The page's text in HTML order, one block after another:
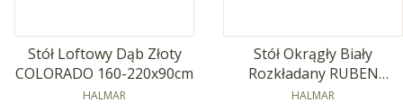
Stół Loftowy Dąb Złoty
COLORADO 160-220x90cm
PRODUCENT
HALMAR
Stół Okrągły Biały
Rozkładany RUBEN
102x102cm
PRODUCENT
HALMAR